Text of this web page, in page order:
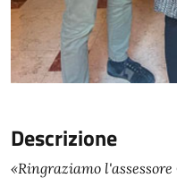
Descrizione
«Ringraziamo